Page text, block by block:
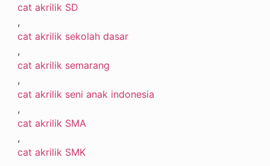
cat akrilik SD
,
cat akrilik sekolah dasar
,
cat akrilik semarang
,
cat akrilik seni anak indonesia
,
cat akrilik SMA
,
cat akrilik SMK